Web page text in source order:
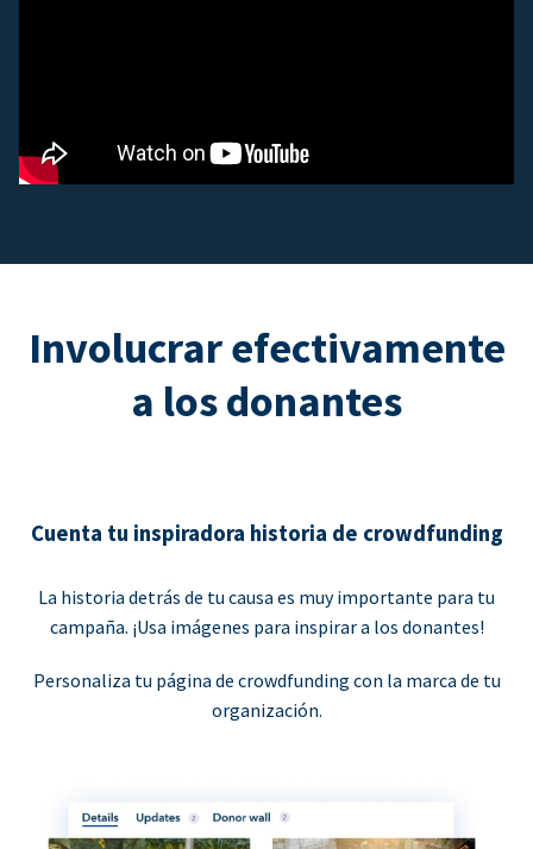
Involucrar efectivamente
a los donantes
Cuenta tu inspiradora historia de crowdfunding
La historia detrás de tu causa es muy importante para tu
campaña. ¡Usa imágenes para inspirar a los donantes!
Personaliza tu página de crowdfunding con la marca de tu
organización.